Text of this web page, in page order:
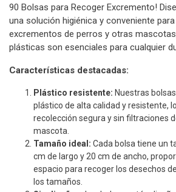
90 Bolsas para Recoger Excremento!
una solución higiénica y conveniente
excrementos de perros y otras
plásticas son esenciales para cualquier
Características destacadas:
Plástico resistente: Nuestras
plástico de alta calidad y resistente,
recolección segura y sin filtraciones
mascota.
Tamaño ideal: Cada bolsa tiene un
cm de largo y 20 cm de ancho,
espacio para recoger los desechos
los tamaños.